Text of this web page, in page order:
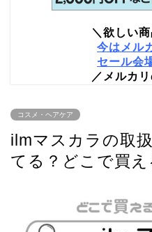
＼欲しい
今はメル
セール会
／メルカ
コスメ・ヘアケア
ilmマスカラの取
てる？どこで買